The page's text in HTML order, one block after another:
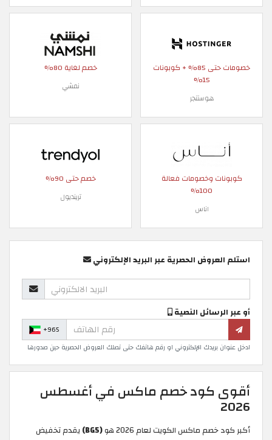
خصومات حتى 85% + كوبونات
15%
هوستنجر
خصم لغاية 80%
نمشي
كوبونات وخصومات فعالة
100%
اناس
خصم حتى 90%
ترينديول
استلم العروض الحصرية عبر البريد الإلكتروني
أو عبر الرسائل النصية
+965
ادخل عنوان بريدك الإلكتروني او رقم هاتفك حتى تصلك العروض الحصرية حين صدورها
أقوى كود خصم ماكس في أغسطس
2026
أكبر كود خصم ماكس الكويت لعام 2026 هو (BG5)
يقدم تخفيض